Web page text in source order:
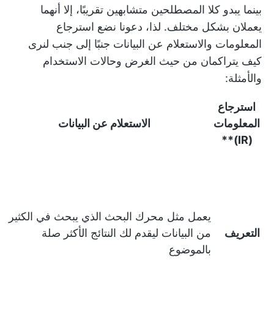
بينما يبدو كلا المصطلحين متشابهين تقريبًا، إلا أنهما
يعملان بشكل مختلف. لذا، دعونا نضع استرجاع
المعلومات والاستعلام عن البيانات جنبًا إلى جنب لنرى
كيف يتراكمان من حيث الغرض وحالات الاستخدام
والأمثلة:
استرجاع
المعلومات
(IR)**
الاستعلام عن البيانات
التعريف
يعمل مثل محرك البحث الذي يبحث في الكثير
من البيانات ليقدم لك النتائج الأكثر صلة
بالموضوع